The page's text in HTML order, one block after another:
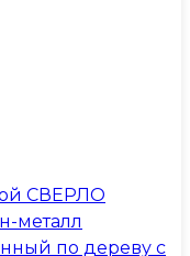
СВЕРЛО
металл
по дереву с